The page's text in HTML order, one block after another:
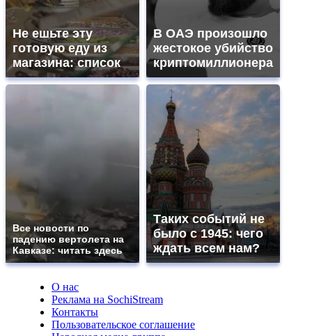
Не ешьте эту
готовую еду из
магазина: список
В ОАЭ произошло
жестокое убийство
криптомиллионера
Все новости по
падению вертолета на
Кавказе: читать здесь
Таких событий не
было с 1945: чего
ждать всем нам?
О нас
Реклама на SochiStream
Контакты
Пользовательское соглашение